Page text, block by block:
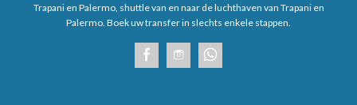
Trapani en Palermo, shuttle van en naar de luchthaven van Trapani en
Palermo. Boek uw transfer in slechts enkele stappen.